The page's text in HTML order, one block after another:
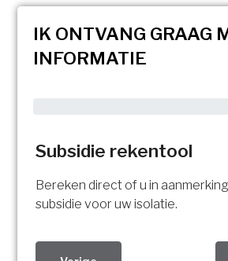
IK ONTVANG GRAAG
INFORMATIE
Subsidie rekentool
Bereken direct of u in
subsidie voor uw isolatie.